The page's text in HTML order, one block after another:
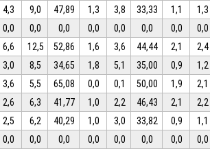
4,3 9,0 47,89 1,3 3,8 33,33 1,1 1,3
0,0 0,0 0,0 0,0 0,0 0,0 0,0 0,0
6,6 12,5 52,86 1,6 3,6 44,44 2,1 2,4
3,0 8,5 34,65 1,8 5,1 35,00 0,9 1,2
3,6 5,5 65,08 0,0 0,1 50,00 1,9 2,1
2,6 6,3 41,77 1,0 2,2 46,43 2,1 2,2
2,5 6,2 40,29 1,0 3,0 33,82 0,9 1,1
0,0 0,0 0,0 0,0 0,0 0,0 0,0 0,0